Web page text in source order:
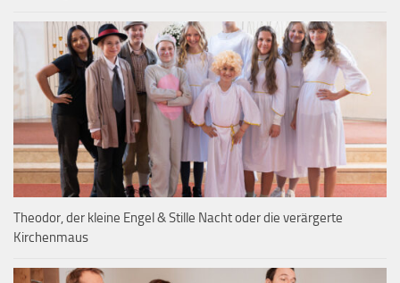
Theodor, der kleine Engel & Stille Nacht oder die verärgerte
Kirchenmaus